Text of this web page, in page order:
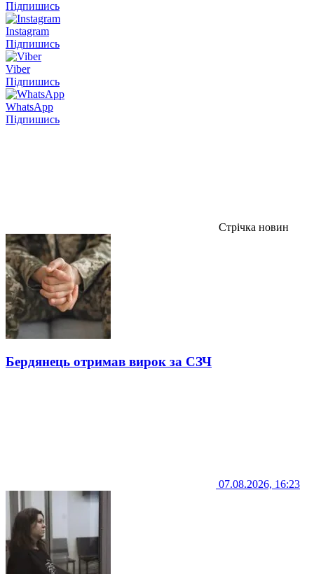
Підпишись
Instagram
Підпишись
Viber
Підпишись
WhatsApp
Підпишись
Стрічка новин
Бердянець отримав вирок за СЗЧ
07.08.2026, 16:23